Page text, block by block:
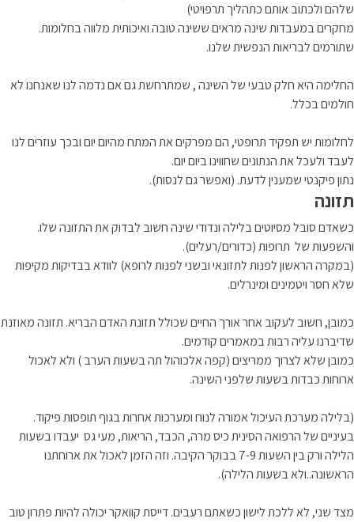
שלהם ולכתוב אותם כתהליך תרפויטי)
מחקרים במעבדות שינה מראים ששינה טובה ואיכותית מלווה בחלומות.
שתורמים לבריאות הנפשית שלנו.
החלימה היא חלק טבעי של השינה , שמתרחשת גם אם נדמה לנו שאנחנו לא
חולמים בכלל.
לחלומות יש תפקיד תרופטי, הם מפרקים את המתח מהיום יום ובכך עוזרים לנו
לעבד ולעכל את הנתונים שחווינו ביום יום.
נתון פיקנטי שמענין לדעת. (ואפשר גם לנסות).
תזונה
כשאדם סובל מסיוטים בלילה ונדודי שינה חשוב לבדוק את התזונה שלו.
והשפעות של תרופות (כדורים/רעלים).
(במקרה הראשון לפנות לתזונאי ובשני לפנות לרופא) לוודא בבדיקות מקיפות
שלא חסר ויטמינים ומינרלים.
כמובן, חשוב לעקוב אחר אורך החיים שכולל תזונת האדם הבריא. תזונה מאוזנת
שדיברנו עליה רבות במאמרים קודמים.
כמובן שלא לצרוך ממריצים (קפה אלכוהול תה בשעות הערב ) ולא לאכול
ארוחות כבדות בשעות שלפני השינה.
(בלילה מערכת העיכול אמורה לנוח ומערכות אחרות בגוף תופסות פיקוד.
בעיניים של הרפואה הסינית כיס מרה, הכבד, הריאות, מעי גס יעבדו בשעות
הלילה ורק בין השעות 7-9 בבוקר הקיבה. וזה הזמן לאכול את ארוחתנו
הראשונה..ולא בשעות הלילה).
מצד שני, לא ללכת לישון כשאתם רעבים. דייסת קוואקר יכולה להיות פתרון טוב